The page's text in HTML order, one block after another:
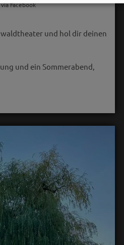
Facebook
und hol dir deinen
und ein Sommerabend,